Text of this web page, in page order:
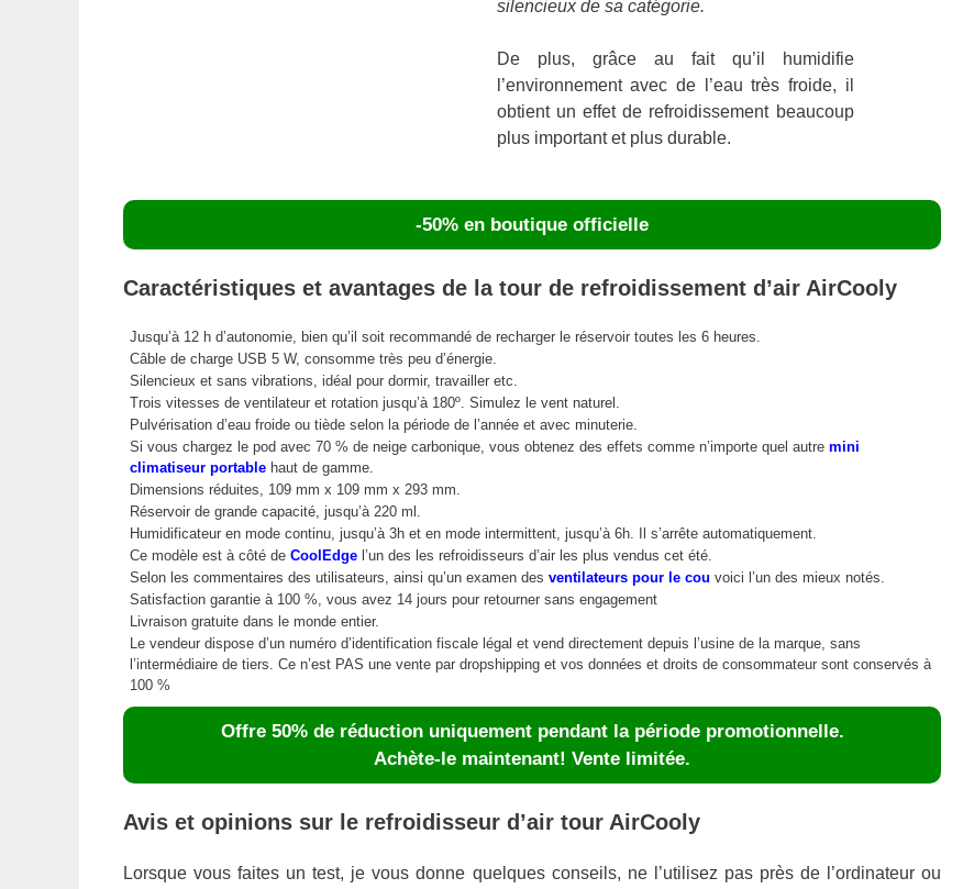
silencieux de sa catégorie.
De plus, grâce au fait qu’il humidifie
l’environnement avec de l’eau très froide, il
obtient un effet de refroidissement beaucoup
plus important et plus durable.
-50% en boutique officielle
Caractéristiques et avantages de la tour de refroidissement d’air AirCooly
Jusqu’à 12 h d’autonomie, bien qu’il soit recommandé de recharger le réservoir toutes les 6 heures.
Câble de charge USB 5 W, consomme très peu d’énergie.
Silencieux et sans vibrations, idéal pour dormir, travailler etc.
Trois vitesses de ventilateur et rotation jusqu’à 180º. Simulez le vent naturel.
Pulvérisation d’eau froide ou tiède selon la période de l’année et avec minuterie.
Si vous chargez le pod avec 70 % de neige carbonique, vous obtenez des effets comme n’importe quel autre mini
climatiseur portable haut de gamme.
Dimensions réduites, 109 mm x 109 mm x 293 mm.
Réservoir de grande capacité, jusqu’à 220 ml.
Humidificateur en mode continu, jusqu’à 3h et en mode intermittent, jusqu’à 6h. Il s’arrête automatiquement.
Ce modèle est à côté de CoolEdge l’un des les refroidisseurs d’air les plus vendus cet été.
Selon les commentaires des utilisateurs, ainsi qu’un examen des ventilateurs pour le cou voici l’un des mieux notés.
Satisfaction garantie à 100 %, vous avez 14 jours pour retourner sans engagement
Livraison gratuite dans le monde entier.
Le vendeur dispose d’un numéro d’identification fiscale légal et vend directement depuis l’usine de la marque, sans
l’intermédiaire de tiers. Ce n’est PAS une vente par dropshipping et vos données et droits de consommateur sont conservés à
100 %
Offre 50% de réduction uniquement pendant la période promotionnelle.
Achète-le maintenant! Vente limitée.
Avis et opinions sur le refroidisseur d’air tour AirCooly
Lorsque vous faites un test, je vous donne quelques conseils, ne l’utilisez pas près de l’ordinateur ou